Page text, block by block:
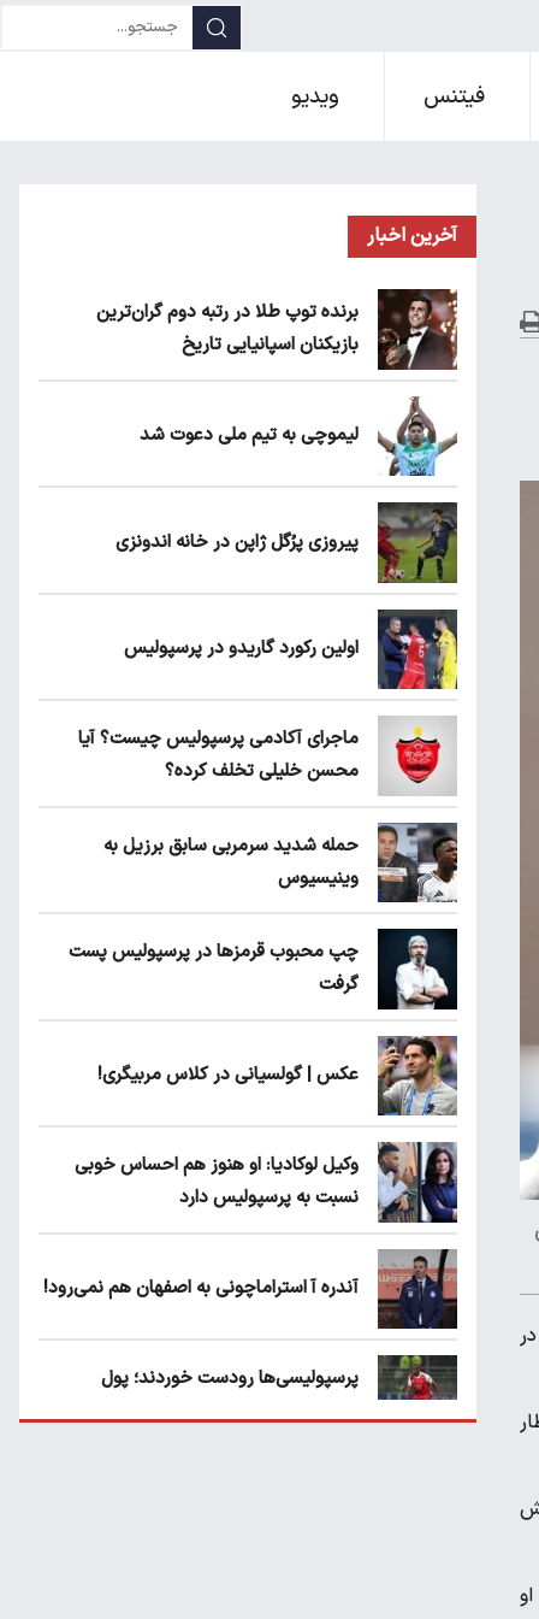
فیتنس ویدیو
آخرین اخبار
برنده توپ طلا در رتبه دوم گران‌ترین
بازیکنان اسپانیایی تاریخ
لیموچی به تیم ملی دعوت شد
پیروزی پرُگل ژاپن در خانه اندونزی
اولین رکورد گاریدو در پرسپولیس
ماجرای آکادمی پرسپولیس چیست؟ آیا
محسن خلیلی تخلف کرده؟
حمله شدید سرمربی سابق برزیل به
وینیسیوس
چپ محبوب قرمزها در پرسپولیس پست
گرفت
عکس | گولسیانی در کلاس مربیگری!
وکیل لوکادیا: او هنوز هم احساس خوبی
نسبت به پرسپولیس دارد
آندره آ استراماچونی به اصفهان هم نمی‌رود!
پرسپولیسی‌ها رودست خوردند؛ پول